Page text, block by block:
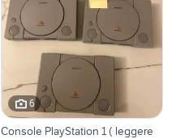
6
Console PlayStation 1 ( leggere